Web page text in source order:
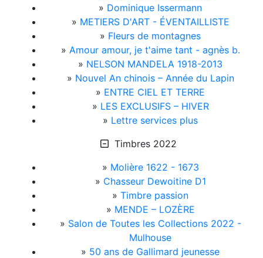
» Dominique Issermann
» METIERS D'ART - ÉVENTAILLISTE
» Fleurs de montagnes
» Amour amour, je t'aime tant - agnès b.
» NELSON MANDELA 1918-2013
» Nouvel An chinois – Année du Lapin
» ENTRE CIEL ET TERRE
» LES EXCLUSIFS – HIVER
» Lettre services plus
Timbres 2022
» Molière 1622 - 1673
» Chasseur Dewoitine D1
» Timbre passion
» MENDE – LOZÈRE
» Salon de Toutes les Collections 2022 -
Mulhouse
» 50 ans de Gallimard jeunesse